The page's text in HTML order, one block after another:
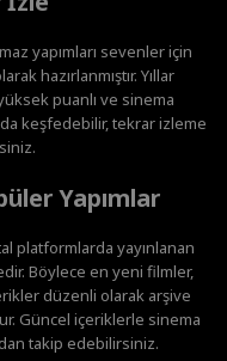
yapımları sevenler için
hazırlanmıştır. Yıllar
puanlı ve sinema
keşfedebilir, tekrar izleme
Yapımlar
platformlarda yayınlanan
Böylece en yeni filmler,
düzenli olarak arşive
Güncel içeriklerle sinema
takip edebilirsiniz.